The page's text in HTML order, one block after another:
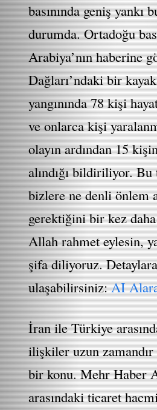
basınında geniş yankı
durumda. Ortadoğu
Arabiya’nın haberine
Dağları’ndaki bir
yangınında 78 kişi
ve onlarca kişi
olayın ardından 15
alındığı bildiriliyor.
bizlere ne denli önlem
gerektiğini bir kez
Allah rahmet eylesin,
şifa diliyoruz.
ulaşabilirsiniz:AI
İran ile Türkiye
ilişkiler uzun
bir konu. Mehr Haber
arasındaki ticaret